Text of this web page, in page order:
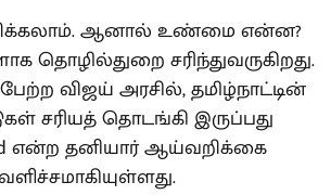
ஆனால் உண்மை என்ன?
தொழில்துறை சரிந்துவருகிறது.
விஜய் அரசில், தமிழ்நாட்டின்
சரியத் தொடங்கி இருப்பது
என்ற தனியார் ஆய்வறிக்கை